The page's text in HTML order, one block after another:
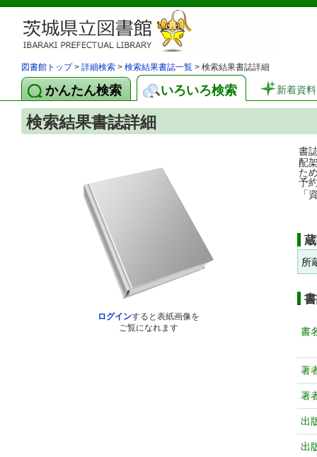
図書館トップ> 詳細検索 > 検索結果書誌一覧 > 検索結果書誌詳細
かんたん検索 いろいろ検索 新着資料
検索結果書誌詳細
ログインすると表紙画像を
ご覧になれます
書
配
た
予
「
所
書
著
著
出
出